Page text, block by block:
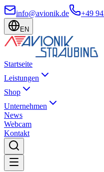
info@avionik.de +49
EN
Startseite
Leistungen
Shop
Unternehmen
News
Webcam
Kontakt